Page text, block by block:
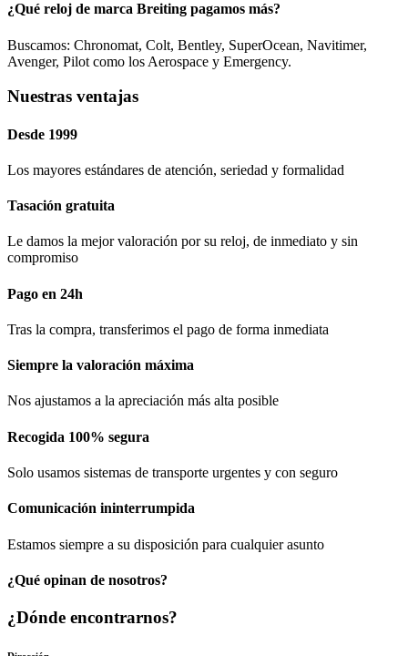
¿Qué reloj de marca Breiting pagamos más?
Buscamos: Chronomat, Colt, Bentley, SuperOcean, Navitimer,
Avenger, Pilot como los Aerospace y Emergency.
Nuestras ventajas
Desde 1999
Los mayores estándares de atención, seriedad y formalidad​
Tasación gratuita
Le damos la mejor valoración por su reloj, de inmediato y sin
compromiso
Pago en 24h
Tras la compra, transferimos el pago de forma inmediata
Siempre la valoración máxima
Nos ajustamos a la apreciación más alta posible
Recogida 100% segura​
Solo usamos sistemas de transporte urgentes y con seguro
Comunicación​ ininterrumpida
Estamos siempre a su disposición para cualquier asunto
¿Qué opinan de nosotros?
¿Dónde encontrarnos?